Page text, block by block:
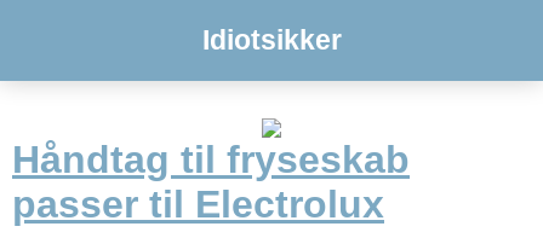
Idiotsikker
Håndtag til fryseskab
passer til Electrolux